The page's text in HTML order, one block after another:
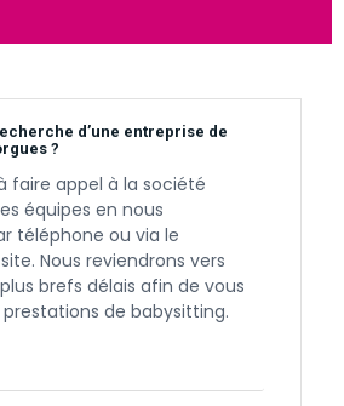
d’une entreprise de
?
faire appel à la société
équipes en nous
téléphone ou via le
Nous reviendrons vers
brefs délais afin de vous
de babysitting.